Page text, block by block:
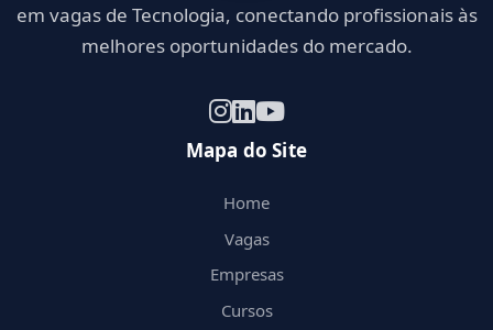
em vagas de Tecnologia, conectando profissionais às
melhores oportunidades do mercado.
Mapa do Site
Home
Vagas
Empresas
Cursos